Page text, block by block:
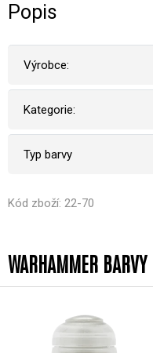
Popis
Výrobce:
Kategorie:
Typ barvy
Kód zboží: 22-70
WARHAMMER BARVY